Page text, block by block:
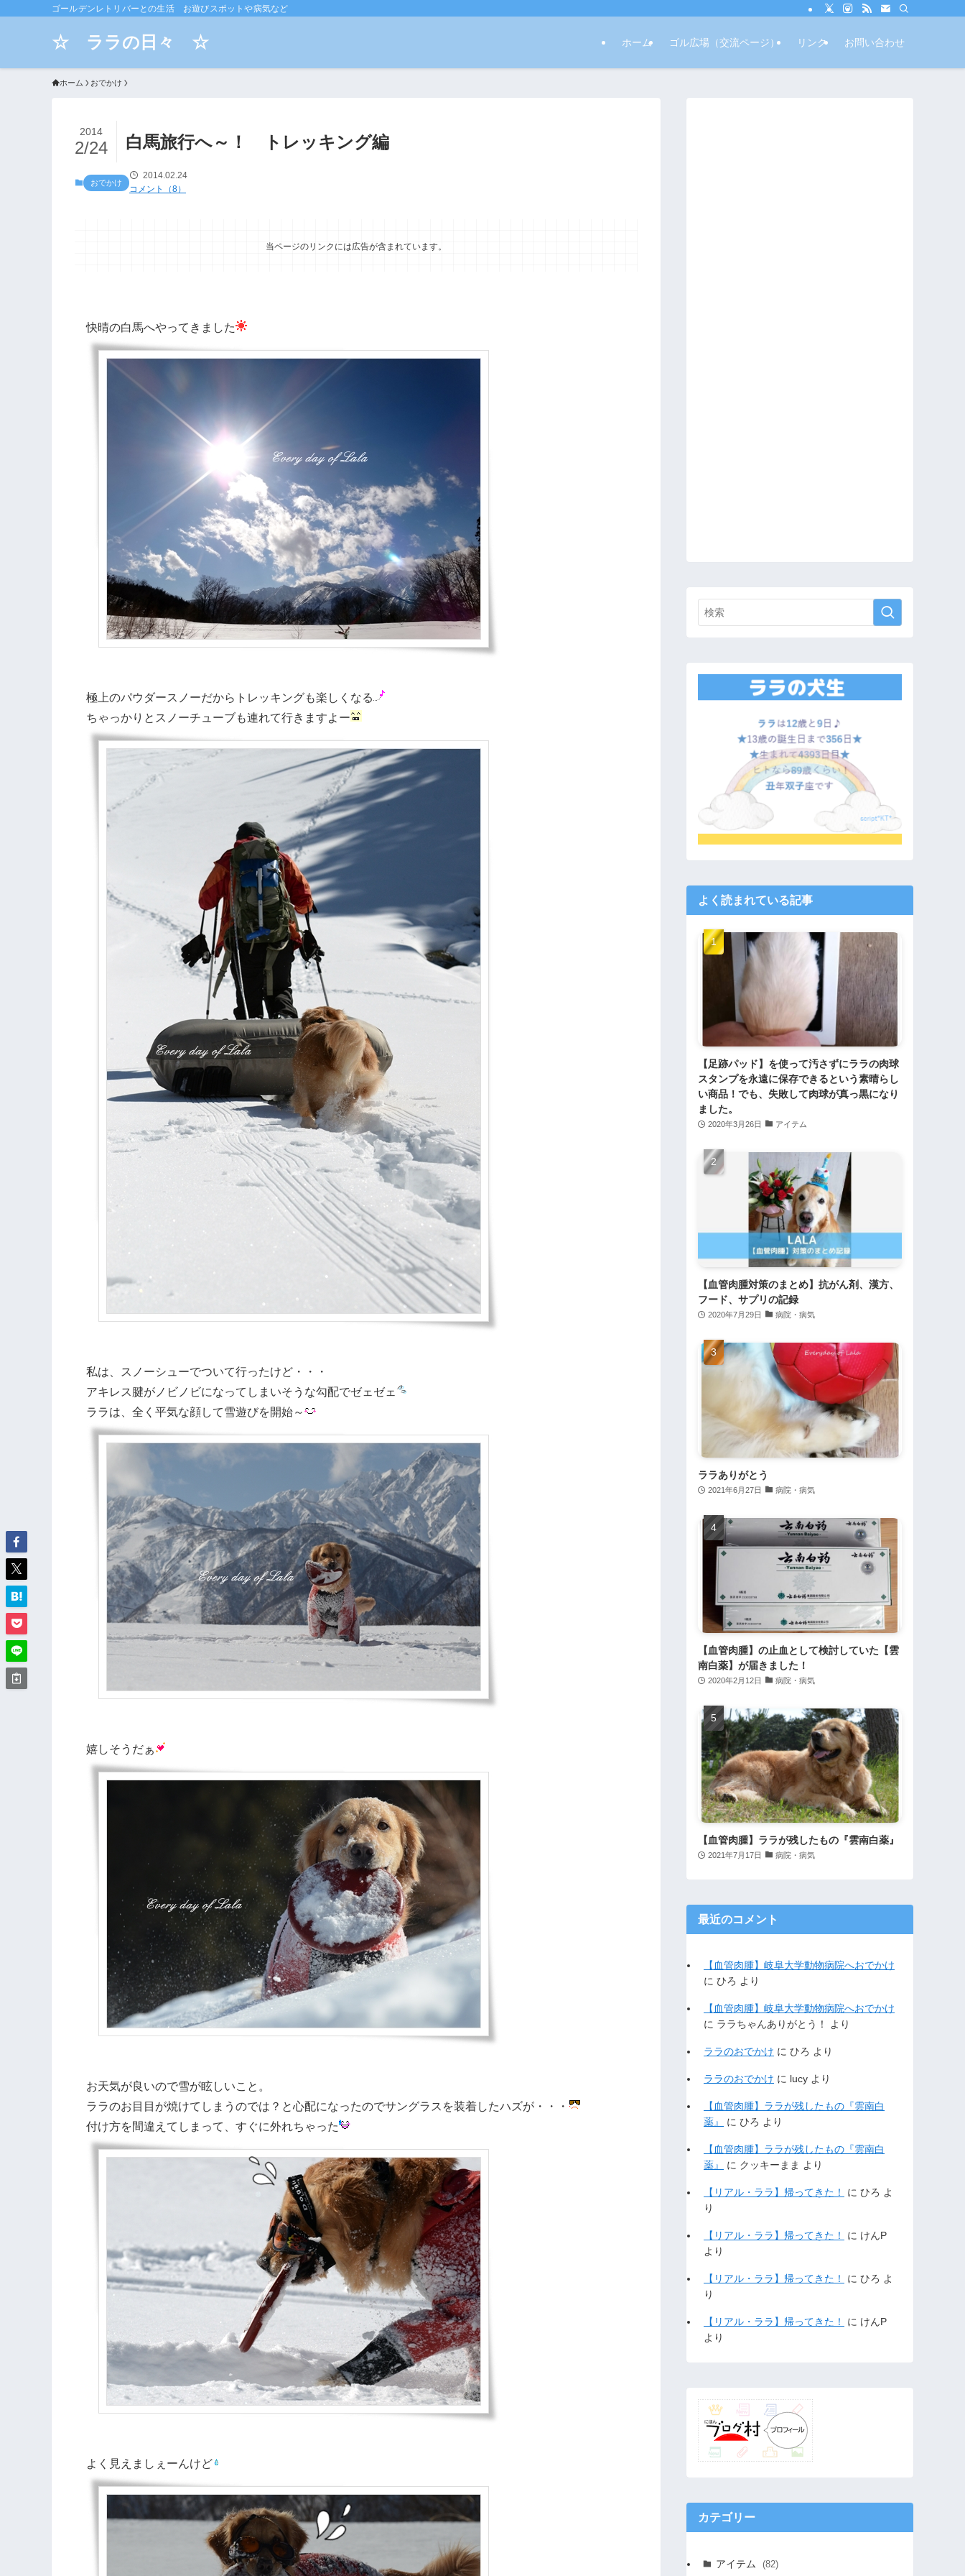
ゴールデンレトリバーとの生活 お遊びスポットや病気など
☆ ララの日々 ☆ ホーム ゴル広場（交流ページ） リンク お問い合わせ
ホーム おでかけ
白馬旅行へ～！ トレッキング編
2014
2/24
おでかけ
2014.02.24
コメント（8）
当ページのリンクには広告が含まれています。
快晴の白馬へやってきました
極上のパウダースノーだからトレッキングも楽しくなる
ちゃっかりとスノーチューブも連れて行きますよー
私は、スノーシューでついて行ったけど・・・
アキレス腱がノビノビになってしまいそうな勾配でゼェゼェ
ララは、全く平気な顔して雪遊びを開始～
嬉しそうだぁ
お天気が良いので雪が眩しいこと。
ララのお目目が焼けてしまうのでは？と心配になったのでサングラスを装着したハズが・・・
付け方を間違えてしまって、すぐに外れちゃった
よく見えましぇーんけど
よく読まれている記事
【足跡パッド】を使って汚さずにララの肉球
スタンプを永遠に保存できるという素晴らし
い商品！でも、失敗して肉球が真っ黒になり
ました。
2020年3月26日 アイテム
【血管肉腫対策のまとめ】抗がん剤、漢方、
フード、サプリの記録
2020年7月29日 病院・病気
ララありがとう
2021年6月27日 病院・病気
【血管肉腫】の止血として検討していた【雲
南白薬】が届きました！
2020年2月12日 病院・病気
【血管肉腫】ララが残したもの『雲南白薬』
2021年7月17日 病院・病気
最近のコメント
【血管肉腫】岐阜大学動物病院へおでかけ
に ひろ より
【血管肉腫】岐阜大学動物病院へおでかけ
に ララちゃんありがとう！ より
ララのおでかけ に ひろ より
ララのおでかけ に lucy より
【血管肉腫】ララが残したもの『雲南白
薬』
に ひろ より
【血管肉腫】ララが残したもの『雲南白
薬』
に クッキーまま より
【リアル・ララ】帰ってきた！ に ひろ よ
り
【リアル・ララ】帰ってきた！ に けんP
より
【リアル・ララ】帰ってきた！ に ひろ よ
り
【リアル・ララ】帰ってきた！ に けんP
より
カテゴリー
アイテム (82)